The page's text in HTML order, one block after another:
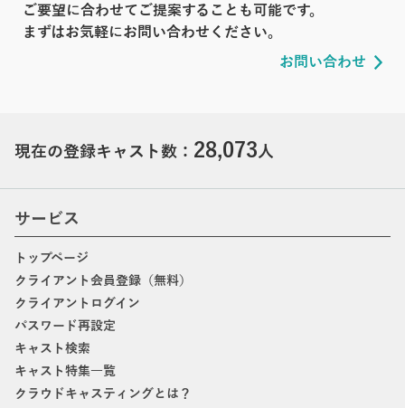
ご要望に合わせてご提案することも可能です。
まずはお気軽にお問い合わせください。
お問い合わせ
現在の登録キャスト数： 28,073人
サービス
トップページ
クライアント会員登録（無料）
クライアントログイン
パスワード再設定
キャスト検索
キャスト特集一覧
クラウドキャスティングとは？